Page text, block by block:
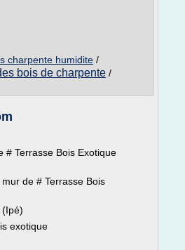
charpente humidite /
bois de charpente /
# Terrasse Bois Exotique
de # Terrasse Bois
exotique